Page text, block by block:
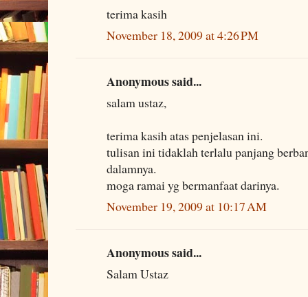
terima kasih
November 18, 2009 at 4:26 PM
Anonymous said...
salam ustaz,
terima kasih atas penjelasan ini.
tulisan ini tidaklah terlalu panjang
dalamnya.
moga ramai yg bermanfaat darinya.
November 19, 2009 at 10:17 AM
Anonymous said...
Salam Ustaz